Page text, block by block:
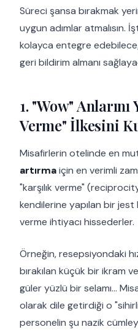
Süreci şansa bırakmak
uygun adımlar atmalısın.
kolayca entegre
geri bildirim almanı
1. "Wow" Anlarını
Verme" İlkesini
Misafirlerin otelinde en
artırmaiçin en verimli
"karşılık verme"
kendilerine yapılan bir jest
verme ihtiyacı hissederler.
Örneğin, resepsiyondaki
bırakılan küçük bir ikram
güler yüzlü bir selamı...
olarak dile getirdiği o "sihirli
personelin şu nazik